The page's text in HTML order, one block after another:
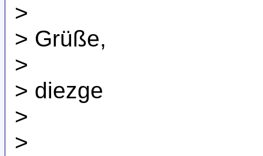
>
> Grüße,
>
> diezge
>
>